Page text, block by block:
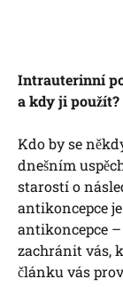
Intrauterinní
a kdy ji použít?
Kdo by se
dnešním
starostí o
antikoncepce
antikoncepce
zachránit vás,
článku vás